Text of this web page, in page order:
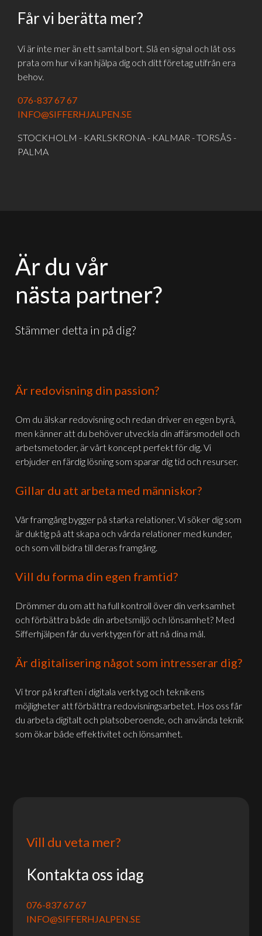
Får vi berätta mer?
Vi är inte mer än ett samtal bort. Slå en signal och låt oss
prata om hur vi kan hjälpa dig och ditt företag utifrån era
behov.
076-837 67 67
INFO@SIFFERHJALPEN.SE
STOCKHOLM - KARLSKRONA - KALMAR - TORSÅS -
PALMA
Är du vår
nästa partner?
Stämmer detta in på dig?
Är redovisning din passion?
Om du älskar redovisning och redan driver en egen byrå,
men känner att du behöver utveckla din affärsmodell och
arbetsmetoder, är vårt koncept perfekt för dig. Vi
erbjuder en färdig lösning som sparar dig tid och resurser.
Gillar du att arbeta med människor?
Vår framgång bygger på starka relationer. Vi söker dig som
är duktig på att skapa och vårda relationer med kunder,
och som vill bidra till deras framgång.
Vill du forma din egen framtid?
Drömmer du om att ha full kontroll över din verksamhet
och förbättra både din arbetsmiljö och lönsamhet? Med
Sifferhjälpen får du verktygen för att nå dina mål.
Är digitalisering något som intresserar dig?
Vi tror på kraften i digitala verktyg och teknikens
möjligheter att förbättra redovisningsarbetet. Hos oss får
du arbeta digitalt och platsoberoende, och använda teknik
som ökar både effektivitet och lönsamhet.
Vill du veta mer?
Kontakta oss idag
076-837 67 67
INFO@SIFFERHJALPEN.SE